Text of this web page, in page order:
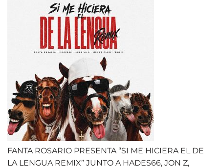
FANTA ROSARIO PRESENTA “SI ME HICIERA EL DE
LA LENGUA REMIX” JUNTO A HADES66, JON Z,